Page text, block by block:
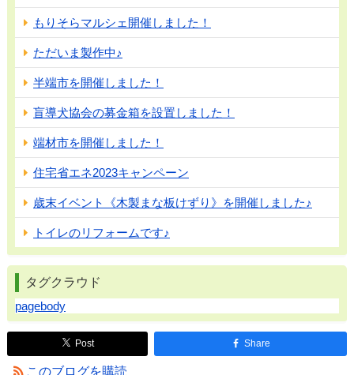
もりそらマルシェ開催しました！
ただいま製作中♪
半端市を開催しました！
盲導犬協会の募金箱を設置しました！
端材市を開催しました！
住宅省エネ2023キャンペーン
歳末イベント《木製まな板けずり》を開催しました♪
トイレのリフォームです♪
タグクラウド
pagebody
Post Share
このブログを購読